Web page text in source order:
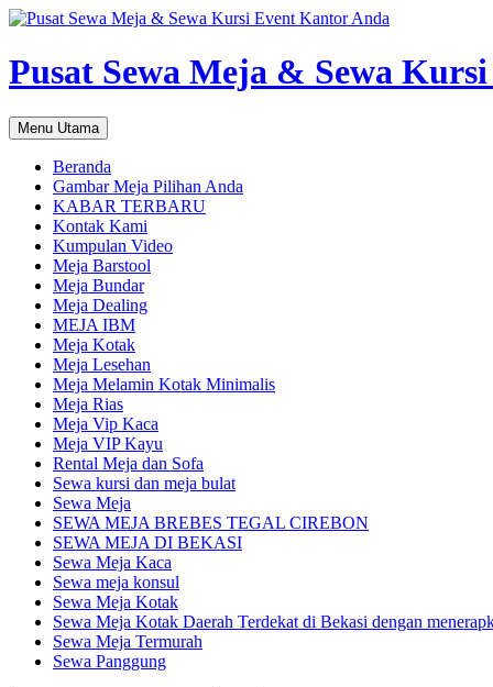
Pusat Sewa Meja & Sewa
Cari
Menu Utama Langsung
ke
isi
Beranda
Gambar Meja Pilihan Anda
KABAR TERBARU
Kontak Kami
Kumpulan Video
Meja Barstool
Meja Bundar
Meja Dealing
MEJA IBM
Meja Kotak
Meja Lesehan
Meja Melamin Kotak Minimalis
Meja Rias
Meja Vip Kaca
Meja VIP Kayu
Rental Meja dan Sofa
Sewa kursi dan meja bulat
Sewa Meja
SEWA MEJA BREBES TEGAL CIREBON
SEWA MEJA DI BEKASI
Sewa Meja Kaca
Sewa meja konsul
Sewa Meja Kotak
Sewa Meja Kotak Daerah Terdekat di Bekasi dengan
Sewa Meja Termurah
Sewa Panggung